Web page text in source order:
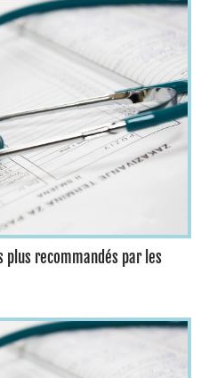
plus recommandés par les